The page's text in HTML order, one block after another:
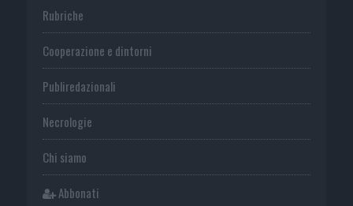
Rubriche
Cooperazione e dintorni
Publiredazionali
Necrologie
Chi siamo
Abbonati